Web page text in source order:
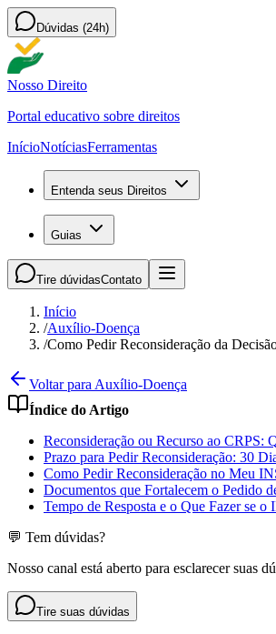
Dúvidas (24h)
Nosso Direito
Portal educativo sobre direitos
InícioNotíciasFerramentas
Entenda seus Direitos
Guias
Tire dúvidasContato
Início
/Auxílio-Doença
/Como Pedir Reconsideração da
Voltar para Auxílio-Doença
Índice do Artigo
Reconsideração ou Recurso ao CRPS:
Prazo para Pedir Reconsideração: 30
Como Pedir Reconsideração no Meu
Documentos que Fortalecem o Pedido
Tempo de Resposta e o Que Fazer se
💬 Tem dúvidas?
Nosso canal está aberto para esclarecer suas
Tire suas dúvidas